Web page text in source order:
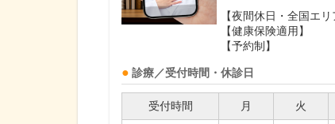
【夜間休日・全国エリ
【健康保険適用】
【予約制】
診療／受付時間・休診日
受付時間 月 火